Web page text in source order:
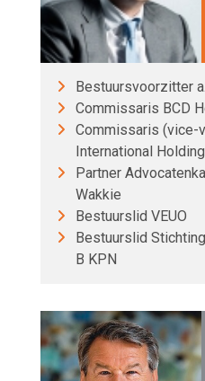
Bestuursvoorzitter
Commissaris BCD
Commissaris
International
Partner
Wakkie
Bestuurslid VEUO
Bestuurslid
B KPN